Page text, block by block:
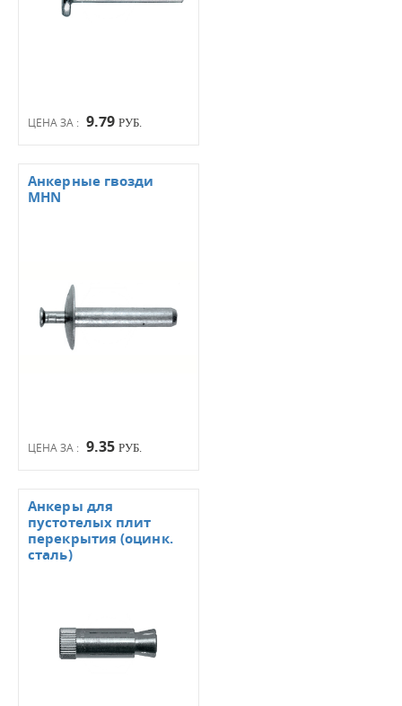
ЦЕНА ЗА : 9.79 РУБ.
ЦЕНА ЗА : 9.35 РУБ.
Анкерные гвозди
MHN
Анкеры для
пустотелых плит
перекрытия (оцинк.
сталь)